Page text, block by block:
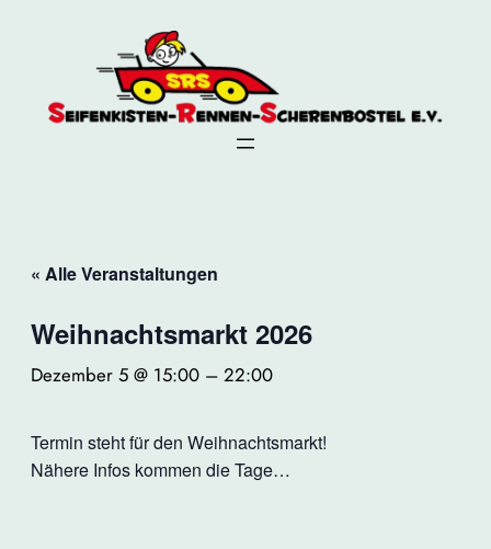
« Alle Veranstaltungen
Weihnachtsmarkt 2026
Dezember 5 @ 15:00 – 22:00
Termin steht für den Weihnachtsmarkt!
Nähere Infos kommen die Tage…